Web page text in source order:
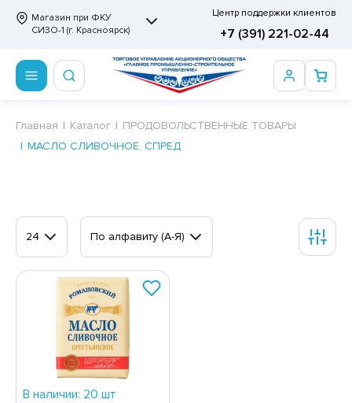
Магазин при ФКУ
СИЗО-1 (г. Красноярск)
Центр поддержки клиентов
+7 (391) 221-02-44
ПРОДОВОЛЬСТВЕННЫЕ ТОВАРЫ
ВАФЕЛЬНЫЕ ТОРТЫ
ПИТЬЕВАЯ, МИНЕРАЛЬНАЯ
РЕЗИНКА
ПАСТИЛА, МАРМЕЛАД
ПРОДУКТЫ
НЕПРОДОВОЛЬСТВЕННЫЕ ТОВАРЫ
ТУАЛЕТНАЯ
И ВАТНО-ГИГИЕНИЧЕСКАЯ ПРОДУКЦИЯ
ДЛЯ ДУША
ТОВАРЫ
СРЕДСТВА
Сертификаты
Главная Каталог
ПРОДОВОЛЬСТВЕННЫЕ ТОВАРЫ
МАСЛО СЛИВОЧНОЕ, СПРЕД
24 По алфавиту (А-Я)
В наличии: 20 шт